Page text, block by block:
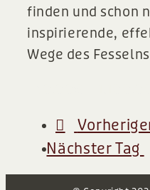
finden und schon
inspirierende,
Wege des
Nächster Tag